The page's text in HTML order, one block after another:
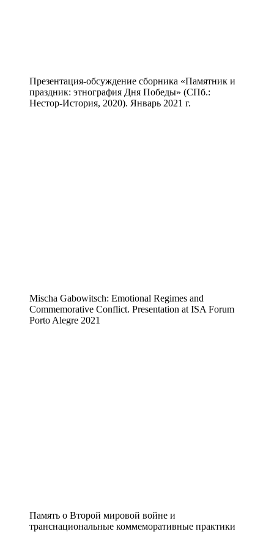
Презентация-обсуждение сборника «Памятник и
праздник: этнография Дня Победы» (СПб.:
Нестор-История, 2020). Январь 2021 г.
Mischa Gabowitsch: Emotional Regimes and
Commemorative Conflict. Presentation at ISA Forum
Porto Alegre 2021
Память о Второй мировой войне и
транснациональные коммеморативные практики